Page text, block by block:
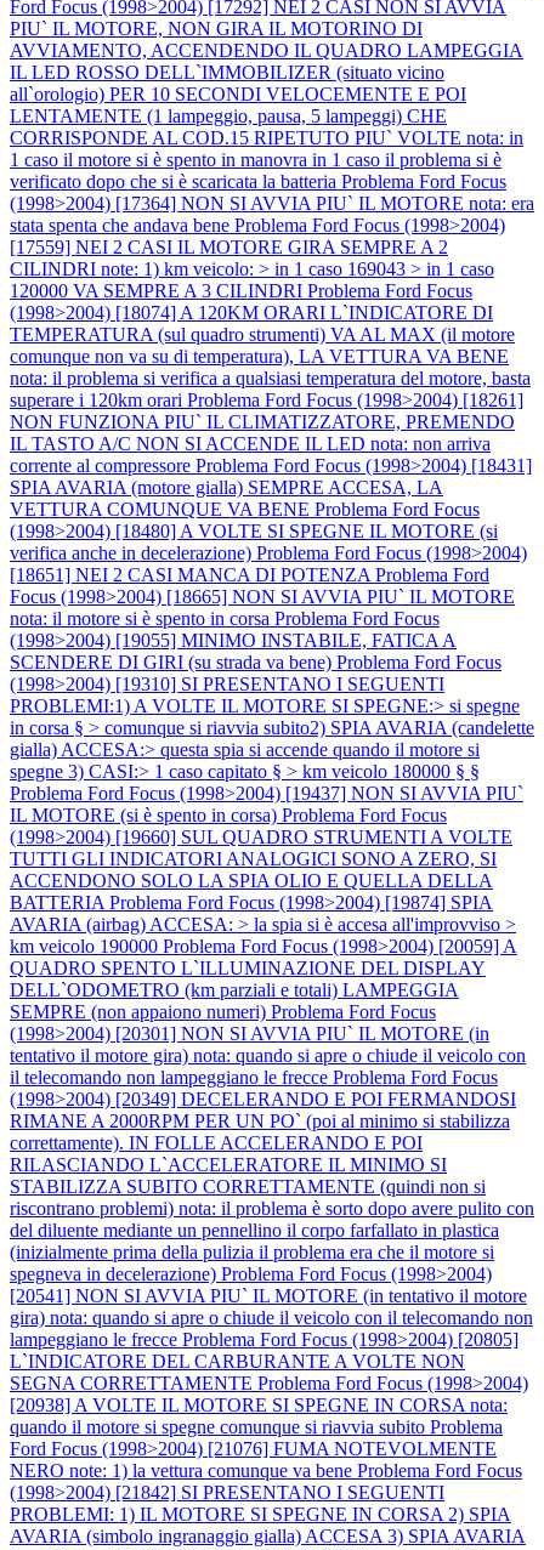
Ford Focus (1998>2004) [17292] NEI 2 CASI NON SI AVVIA
PIU` IL MOTORE, NON GIRA IL MOTORINO DI
AVVIAMENTO, ACCENDENDO IL QUADRO LAMPEGGIA
IL LED ROSSO DELL`IMMOBILIZER (situato vicino
all`orologio) PER 10 SECONDI VELOCEMENTE E POI
LENTAMENTE (1 lampeggio, pausa, 5 lampeggi) CHE
CORRISPONDE AL COD.15 RIPETUTO PIU` VOLTE nota: in
1 caso il motore si è spento in manovra in 1 caso il problema si è
verificato dopo che si è scaricata la batteria Problema Ford Focus
(1998>2004) [17364] NON SI AVVIA PIU` IL MOTORE nota: era
stata spenta che andava bene Problema Ford Focus (1998>2004)
[17559] NEI 2 CASI IL MOTORE GIRA SEMPRE A 2
CILINDRI note: 1) km veicolo: > in 1 caso 169043 > in 1 caso
120000 VA SEMPRE A 3 CILINDRI Problema Ford Focus
(1998>2004) [18074] A 120KM ORARI L`INDICATORE DI
TEMPERATURA (sul quadro strumenti) VA AL MAX (il motore
comunque non va su di temperatura), LA VETTURA VA BENE
nota: il problema si verifica a qualsiasi temperatura del motore, basta
superare i 120km orari Problema Ford Focus (1998>2004) [18261]
NON FUNZIONA PIU` IL CLIMATIZZATORE, PREMENDO
IL TASTO A/C NON SI ACCENDE IL LED nota: non arriva
corrente al compressore Problema Ford Focus (1998>2004) [18431]
SPIA AVARIA (motore gialla) SEMPRE ACCESA, LA
VETTURA COMUNQUE VA BENE Problema Ford Focus
(1998>2004) [18480] A VOLTE SI SPEGNE IL MOTORE (si
verifica anche in decelerazione) Problema Ford Focus (1998>2004)
[18651] NEI 2 CASI MANCA DI POTENZA Problema Ford
Focus (1998>2004) [18665] NON SI AVVIA PIU` IL MOTORE
nota: il motore si è spento in corsa Problema Ford Focus
(1998>2004) [19055] MINIMO INSTABILE, FATICA A
SCENDERE DI GIRI (su strada va bene) Problema Ford Focus
(1998>2004) [19310] SI PRESENTANO I SEGUENTI
PROBLEMI:1) A VOLTE IL MOTORE SI SPEGNE:> si spegne
in corsa § > comunque si riavvia subito2) SPIA AVARIA (candelette
gialla) ACCESA:> questa spia si accende quando il motore si
spegne 3) CASI:> 1 caso capitato § > km veicolo 180000 § §
Problema Ford Focus (1998>2004) [19437] NON SI AVVIA PIU`
IL MOTORE (si è spento in corsa) Problema Ford Focus
(1998>2004) [19660] SUL QUADRO STRUMENTI A VOLTE
TUTTI GLI INDICATORI ANALOGICI SONO A ZERO, SI
ACCENDONO SOLO LA SPIA OLIO E QUELLA DELLA
BATTERIA Problema Ford Focus (1998>2004) [19874] SPIA
AVARIA (airbag) ACCESA: > la spia si è accesa all'improvviso >
km veicolo 190000 Problema Ford Focus (1998>2004) [20059] A
QUADRO SPENTO L`ILLUMINAZIONE DEL DISPLAY
DELL`ODOMETRO (km parziali e totali) LAMPEGGIA
SEMPRE (non appaiono numeri) Problema Ford Focus
(1998>2004) [20301] NON SI AVVIA PIU` IL MOTORE (in
tentativo il motore gira) nota: quando si apre o chiude il veicolo con
il telecomando non lampeggiano le frecce Problema Ford Focus
(1998>2004) [20349] DECELERANDO E POI FERMANDOSI
RIMANE A 2000RPM PER UN PO` (poi al minimo si stabilizza
correttamente). IN FOLLE ACCELERANDO E POI
RILASCIANDO L`ACCELERATORE IL MINIMO SI
STABILIZZA SUBITO CORRETTAMENTE (quindi non si
riscontrano problemi) nota: il problema è sorto dopo avere pulito con
del diluente mediante un pennellino il corpo farfallato in plastica
(inizialmente prima della pulizia il problema era che il motore si
spegneva in decelerazione) Problema Ford Focus (1998>2004)
[20541] NON SI AVVIA PIU` IL MOTORE (in tentativo il motore
gira) nota: quando si apre o chiude il veicolo con il telecomando non
lampeggiano le frecce Problema Ford Focus (1998>2004) [20805]
L`INDICATORE DEL CARBURANTE A VOLTE NON
SEGNA CORRETTAMENTE Problema Ford Focus (1998>2004)
[20938] A VOLTE IL MOTORE SI SPEGNE IN CORSA nota:
quando il motore si spegne comunque si riavvia subito Problema
Ford Focus (1998>2004) [21076] FUMA NOTEVOLMENTE
NERO note: 1) la vettura comunque va bene Problema Ford Focus
(1998>2004) [21842] SI PRESENTANO I SEGUENTI
PROBLEMI: 1) IL MOTORE SI SPEGNE IN CORSA 2) SPIA
AVARIA (simbolo ingranaggio gialla) ACCESA 3) SPIA AVARIA